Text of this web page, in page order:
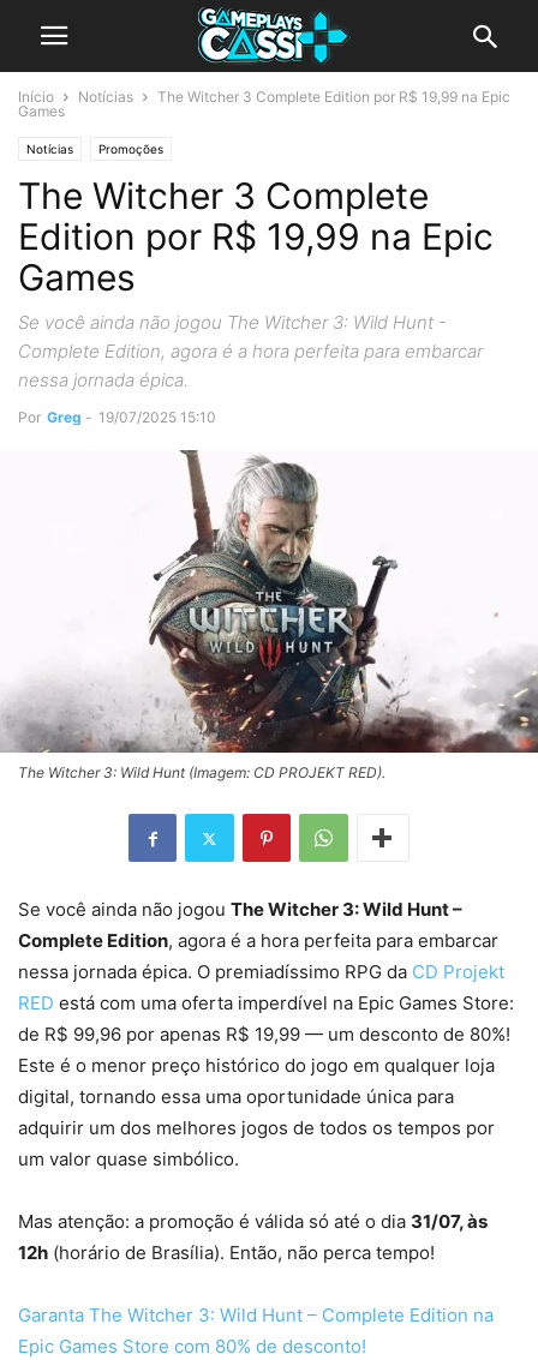
Início Notícias
The Witcher 3 Complete Edition por R$ 19,99 na Epic
Games
Notícias Promoções
The Witcher 3 Complete
Edition por R$ 19,99 na Epic
Games
Se você ainda não jogou The Witcher 3: Wild Hunt -
Complete Edition, agora é a hora perfeita para embarcar
nessa jornada épica.
Por Greg - 19/07/2025 15:10
The Witcher 3: Wild Hunt (Imagem: CD PROJEKT RED).
Se você ainda não jogou The Witcher 3: Wild Hunt –
Complete Edition, agora é a hora perfeita para embarcar
nessa jornada épica. O premiadíssimo RPG da CD Projekt
RED está com uma oferta imperdível na Epic Games Store:
de R$ 99,96 por apenas R$ 19,99 — um desconto de 80%!
Este é o menor preço histórico do jogo em qualquer loja
digital, tornando essa uma oportunidade única para
adquirir um dos melhores jogos de todos os tempos por
um valor quase simbólico.
Mas atenção: a promoção é válida só até o dia 31/07, às
12h (horário de Brasília). Então, não perca tempo!
Garanta The Witcher 3: Wild Hunt – Complete Edition na
Epic Games Store com 80% de desconto!